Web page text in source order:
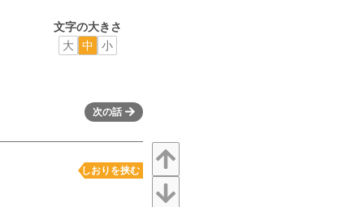
文字の大きさ
大
中 小
次の話
しおりを挟む